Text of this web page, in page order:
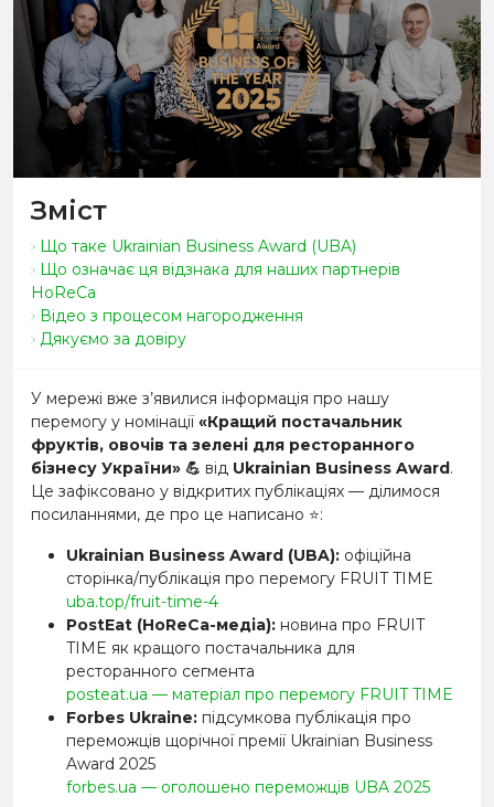
Зміст
Що таке Ukrainian Business Award (UBA)
Що означає ця відзнака для наших партнерів
HoReCa
Відео з процесом нагородження
Дякуємо за довіру
У мережі вже з’явилися інформація про нашу
перемогу у номінації«Кращий постачальник
фруктів, овочів та зелені для ресторанного
бізнесу України» 💪 від Ukrainian Business Award.
Це зафіксовано у відкритих публікаціях — ділимося
посиланнями, де про це написано ⭐:
Ukrainian Business Award (UBA): офіційна
сторінка/публікація про перемогу FRUIT TIME
uba.top/fruit-time-4
PostEat (HoReCa-медіа): новина про FRUIT
TIME як кращого постачальника для
ресторанного сегмента
posteat.ua — матеріал про перемогу FRUIT TIME
Forbes Ukraine: підсумкова публікація про
переможців щорічної премії Ukrainian Business
Award 2025
forbes.ua — оголошено переможців UBA 2025